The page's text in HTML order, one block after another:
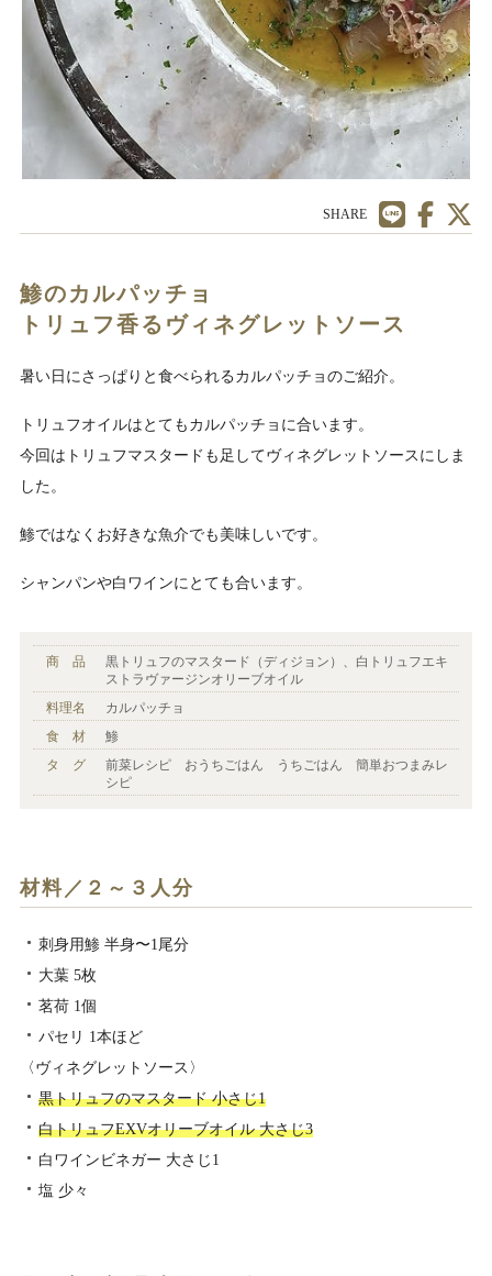
SHARE
鯵のカルパッチョ
トリュフ香るヴィネグレットソース
暑い日にさっぱりと食べられるカルパッチョのご紹介。
トリュフオイルはとてもカルパッチョに合います。
今回はトリュフマスタードも足してヴィネグレットソースにしま
した。
鯵ではなくお好きな魚介でも美味しいです。
シャンパンや白ワインにとても合います。
商 品
黒トリュフのマスタード（ディジョン）、白トリュフエキ
ストラヴァージンオリーブオイル
料理名
カルパッチョ
食 材
鯵
タ グ
前菜レシピ おうちごはん うちごはん 簡単おつまみレ
シピ
材料／２～３人分
刺身用鯵 半身〜1尾分
大葉 5枚
茗荷 1個
パセリ 1本ほど
〈ヴィネグレットソース〉
黒トリュフのマスタード 小さじ1
白トリュフEXVオリーブオイル 大さじ3
白ワインビネガー 大さじ1
塩 少々